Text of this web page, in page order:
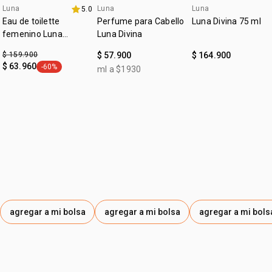
fragancia durante todo el día
exclusivo online
Luna 5.0
Eau de toilette
femenino Luna
$ 159.900
$ 63.960 general.tag -60%
-60%
agregar a mi bolsa
Luna
Perfume para Cabello
Luna Divina
$ 57.900
ml a $1930
agregar a mi bolsa
4u al 40%
Luna
Luna Divina 75 ml
$ 164.900
agregar a mi